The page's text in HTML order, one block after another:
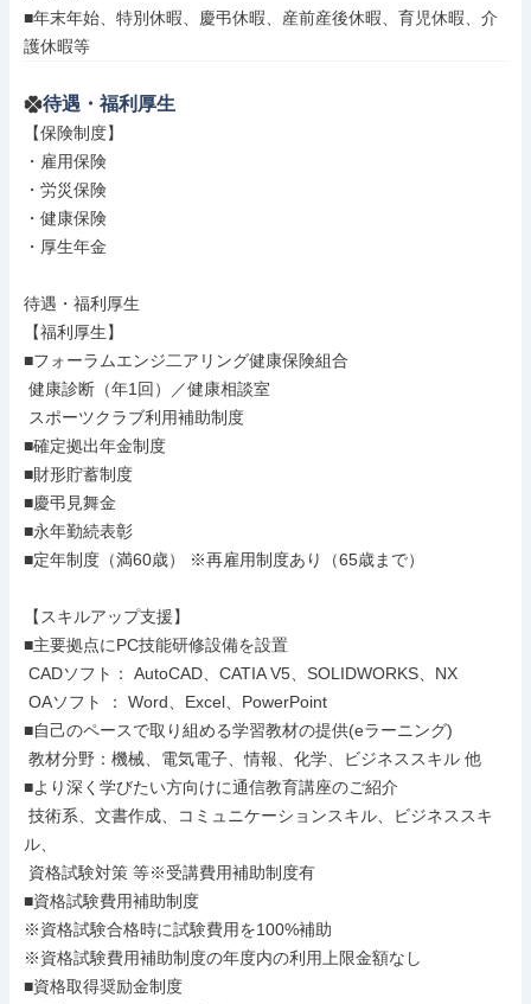
■年末年始、特別休暇、慶弔休暇、産前産後休暇、育児休暇、介
護休暇等
待遇・福利厚生
【保険制度】
・雇用保険
・労災保険
・健康保険
・厚生年金
待遇・福利厚生
【福利厚生】
■フォーラムエンジ二アリング健康保険組合
■確定拠出年金制度
■財形貯蓄制度
■慶弔見舞金
■永年勤続表彰
■定年制度（満60歳） ※再雇用制度あり（65歳まで）
【スキルアップ支援】
■主要拠点にPC技能研修設備を設置
■自己のペースで取り組める学習教材の提供(eラーニング)
■より深く学びたい方向けに通信教育講座のご紹介
ル、
■資格試験費用補助制度
※資格試験合格時に試験費用を100%補助
※資格試験費用補助制度の年度内の利用上限金額なし
■資格取得奨励金制度